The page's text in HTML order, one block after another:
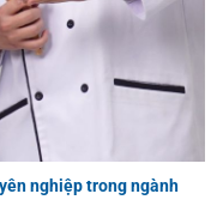
nghiệp trong ngành